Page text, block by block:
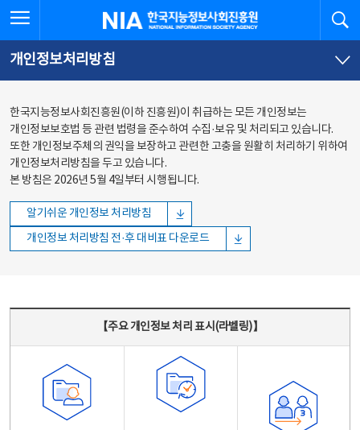
바로가기
바로가기
한국지능정보사회진흥원
개인정보처리방침
한국지능정보사회진흥원(이하 진흥원)이 취급하는 모든 개인정보는
개인정보보호법 등 관련 법령을 준수하여 수집·보유 및 처리되고 있습니다.
또한 개인정보주체의 권익을 보장하고 관련한 고충을 원활히 처리하기 위하여
개인정보처리방침을 두고 있습니다.
본 방침은 2026년 5월 4일부터 시행됩니다.
알기쉬운 개인정보 처리방침
개인정보 처리방침 전·후 대비표 다운로드
【주요 개인정보 처리 표시(라벨링)】